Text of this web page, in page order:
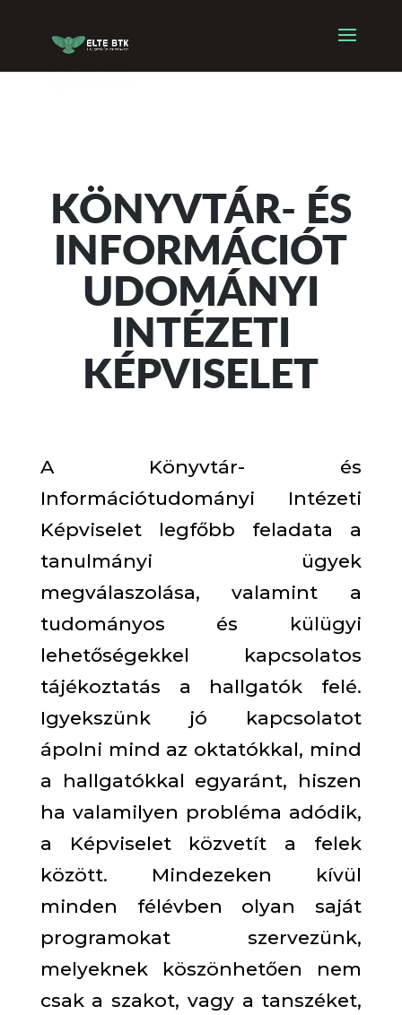
KÖNYVTÁR- ÉS
INFORMÁCIÓT
UDOMÁNYI
INTÉZETI
KÉPVISELET
A Könyvtár- és
Információtudományi Intézeti
Képviselet legfőbb feladata a
tanulmányi ügyek
megválaszolása, valamint a
tudományos és külügyi
lehetőségekkel kapcsolatos
tájékoztatás a hallgatók felé.
Igyekszünk jó kapcsolatot
ápolni mind az oktatókkal, mind
a hallgatókkal egyaránt, hiszen
ha valamilyen probléma adódik,
a Képviselet közvetít a felek
között. Mindezeken kívül
minden félévben olyan saját
programokat szervezünk,
melyeknek köszönhetően nem
csak a szakot, vagy a tanszéket,